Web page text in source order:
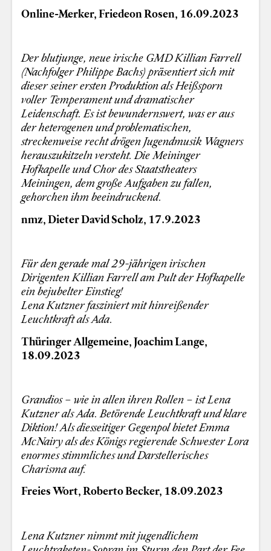
Online-Merker, Friedeon Rosen, 16.09.2023
Der blutjunge, neue irische GMD Killian Farrell
(Nachfolger Philippe Bachs) präsentiert sich mit
dieser seiner ersten Produktion als Heißsporn
voller Temperament und dramatischer
Leidenschaft. Es ist bewundernswert, was er aus
der heterogenen und problematischen,
streckenweise recht drögen Jugendmusik Wagners
herauszukitzeln versteht. Die Meininger
Hofkapelle und Chor des Staatstheaters
Meiningen, dem große Aufgaben zu fallen,
gehorchen ihm beeindruckend.
nmz, Dieter David Scholz, 17.9.2023
Für den gerade mal 29-jährigen irischen
Dirigenten Killian Farrell am Pult der Hofkapelle
ein bejubelter Einstieg!
Lena Kutzner fasziniert mit hinreißender
Leuchtkraft als Ada.
Thüringer Allgemeine, Joachim Lange,
18.09.2023
Grandios – wie in allen ihren Rollen – ist Lena
Kutzner als Ada. Betörende Leuchtkraft und klare
Diktion! Als diesseitiger Gegenpol bietet Emma
McNairy als des Königs regierende Schwester Lora
enormes stimmliches und Darstellerisches
Charisma auf.
Freies Wort, Roberto Becker, 18.09.2023
Lena Kutzner nimmt mit jugendlichem